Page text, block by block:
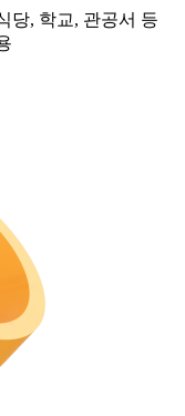
당, 학교, 관공서 등